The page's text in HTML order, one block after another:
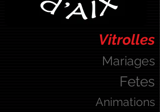
Vitrolles
Mariages
Fetes
Animations